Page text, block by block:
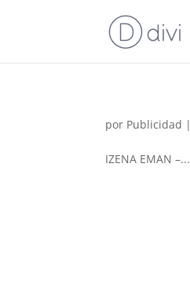
por Publicidad |
IZENA EMAN –...